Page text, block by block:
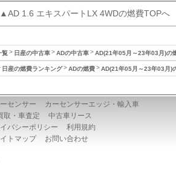
▲AD 1.6 エキスパートLX 4WDの燃費TOPへ
覧 日産の中古車 ADの中古車 AD(21年05月～23年03月)の
日産の燃費ランキング ADの燃費 AD(21年05月～23年03月)
センサー
カーセンサーエッジ・輸入車
取・車査定
中古車リース
バシーポリシー
利用規約
トマップ
お問い合わせ